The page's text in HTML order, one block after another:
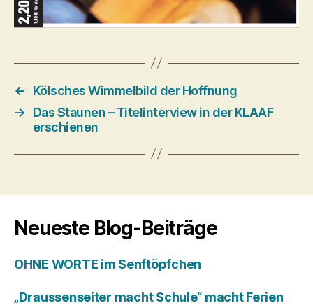
←
Kölsches Wimmelbild der Hoffnung
→
Das Staunen – Titelinterview in der KLAAF
erschienen
Neueste Blog-Beiträge
OHNE WORTE im Senftöpfchen
„Draussenseiter macht Schule“ macht Ferien